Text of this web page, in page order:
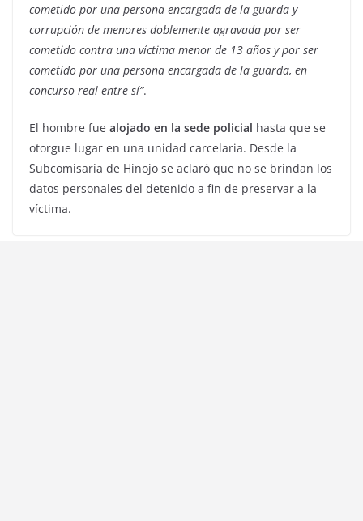
cometido por una persona encargada de la guarda y
corrupción de menores doblemente agravada por ser
cometido contra una víctima menor de 13 años y por ser
cometido por una persona encargada de la guarda, en
concurso real entre sí”.
El hombre fue alojado en la sede policial hasta que se
otorgue lugar en una unidad carcelaria. Desde la
Subcomisaría de Hinojo se aclaró que no se brindan los
datos personales del detenido a fin de preservar a la
víctima.